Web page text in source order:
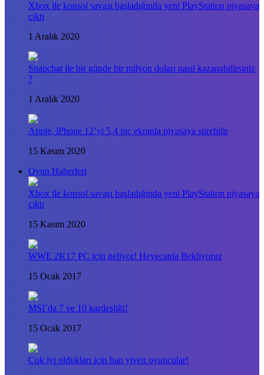
Xbox ile konsol savaşı başladığında yeni PlayStation piyasaya
çıktı
1 Aralık 2020
Snapchat ile bir günde bir milyon doları nasıl kazanabilirsiniz
?
1 Aralık 2020
Apple, iPhone 12’yi 5,4 inç ekranla piyasaya sürebilir
15 Kasım 2020
Oyun Haberleri
Xbox ile konsol savaşı başladığında yeni PlayStation piyasaya
çıktı
15 Kasım 2020
WWE 2K17 PC için geliyor! Heyecanla Bekliyoruz
15 Ocak 2017
MSI’da 7 ve 10 kardeşliği!
15 Ocak 2017
Çok iyi oldukları için ban yiyen oyuncular!